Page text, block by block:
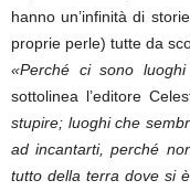
hanno un’infinità di
proprie perle) tutte da
«Perché ci sono
sottolinea l’editore
stupire; luoghi che
ad incantarti, perché
tutto della terra dove si